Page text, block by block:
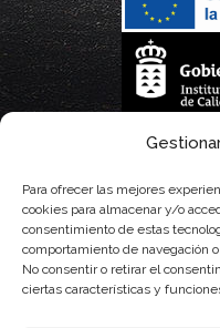
Para ofrecer las mejores
cookies para almacenar y/o
consentimiento de estas
comportamiento de navegación
No consentir o retirar el
ciertas características y
La gestión de la DOP Lanzarote
con fondos provenientes del